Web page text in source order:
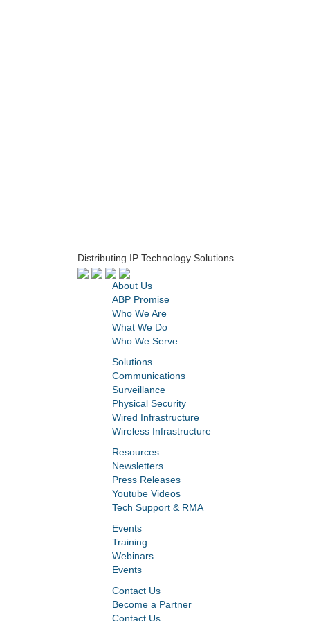
Distributing IP Technology Solutions
About Us
ABP Promise
Who We Are
What We Do
Who We Serve
Solutions
Communications
Surveillance
Physical Security
Wired Infrastructure
Wireless Infrastructure
Resources
Newsletters
Press Releases
Youtube Videos
Tech Support & RMA
Events
Training
Webinars
Events
Contact Us
Become a Partner
Contact Us